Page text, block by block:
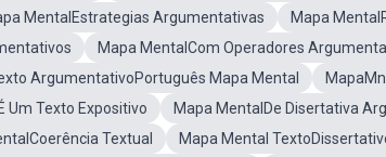
MentalEstrategias Argumentativas
Mapa
Mapa MentalCom Operadores
ArgumentativoPortuguês Mapa Mental
Um Texto Expositivo
Mapa MentalDe Disertativa
Textual
Mapa Mental